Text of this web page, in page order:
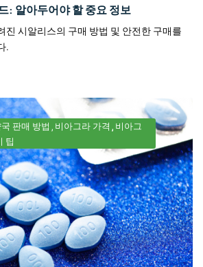
: 알아두어야 할 중요 정보
진 시알리스의 구매 방법 및 안전한 구매를
.
국 판매 방법 비아그라 가격
비아그
팁